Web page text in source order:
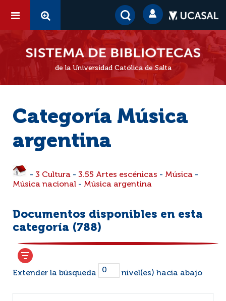
de la Universidad Católica de Salta
Categoría Música
argentina
- 3 Cultura - 3.55 Artes escénicas - Música -
Música nacional - Música argentina
Documentos disponibles en esta
categoría (788)
Extender la búsqueda nivel(es) hacia abajo